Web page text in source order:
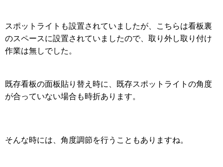
スポットライトも設置されていましたが、こちらは看板裏
のスペースに設置されていましたので、取り外し取り付け
作業は無しでした。
既存看板の面板貼り替え時に、既存スポットライトの角度
が合っていない場合も時折あります。
そんな時には、角度調節を行うこともありますね。